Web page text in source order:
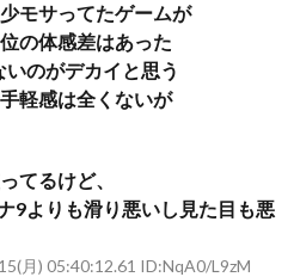
モサってたゲームが
の体感差はあった
のがデカイと思う
軽感は全くないが
てるけど、
9よりも滑り悪いし見た目も悪
月) 05:40:12.61 ID:NqA0/L9zM